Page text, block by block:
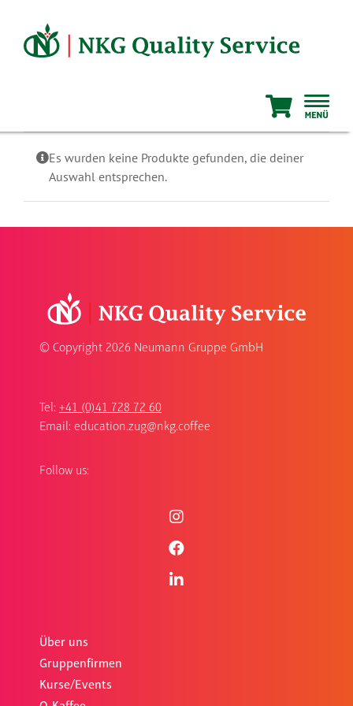
springen
Es wurden keine Produkte gefunden, die deiner
Auswahl entsprechen.
Über uns
Gruppenfirmen
Kurse/Events
Tel: +41 (0)41 728 72 60
Email: education.zug@nkg.coffee
Follow us:
© Copyright 2026 Neumann Gruppe GmbH